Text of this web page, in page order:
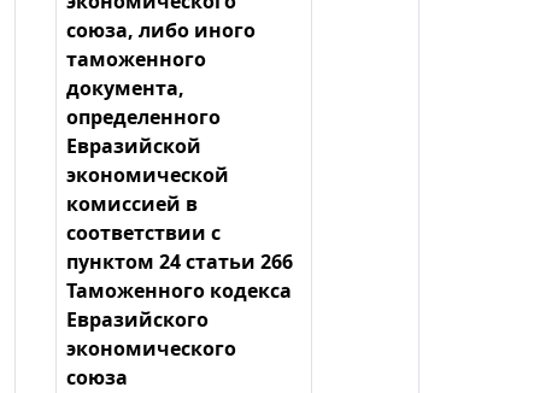
союза, либо иного
таможенного
документа,
определенного
Евразийской
экономической
комиссией в
соответствии с
пунктом 24 статьи 266
Таможенного кодекса
Евразийского
экономического
союза